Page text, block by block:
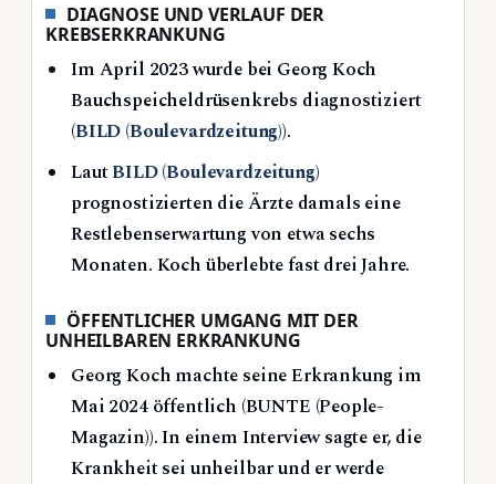
DIAGNOSE UND VERLAUF DER
KREBSERKRANKUNG
Im April 2023 wurde bei Georg Koch
Bauchspeicheldrüsenkrebs diagnostiziert
(BILD (Boulevardzeitung)).
LautBILD (Boulevardzeitung)
prognostizierten die Ärzte damals eine
Restlebenserwartung von etwa sechs
Monaten. Koch überlebte fast drei Jahre.
ÖFFENTLICHER UMGANG MIT DER
UNHEILBAREN ERKRANKUNG
Georg Koch machte seine Erkrankung im
Mai 2024 öffentlich (BUNTE (People-
Magazin)). In einem Interview sagte er, die
Krankheit sei unheilbar und er werde